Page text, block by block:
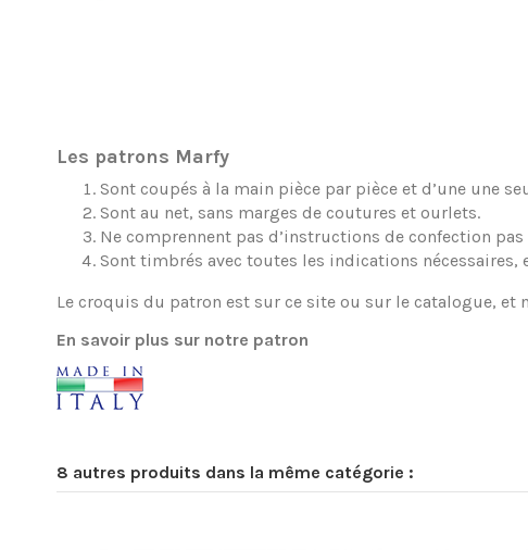
Les patrons Marfy
Sont coupés à la main pièce par pièce et d’une une
Sont au net, sans marges de coutures et ourlets.
Ne comprennent pas d’instructions de confection pas
Sont timbrés avec toutes les indications
Le croquis du patron est sur ce site ou sur le catalogue, et
En savoir plus sur notre patron
8 autres produits dans la même catégorie :